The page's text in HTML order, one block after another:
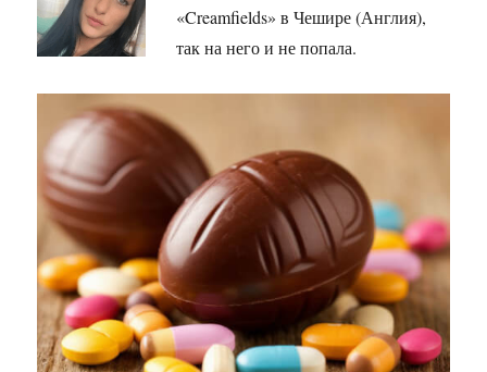
«Creamfields» в Чешире (Англия),
так на него и не попала.